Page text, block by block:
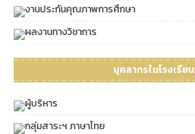
งานประกันคุณภาพการศึกษา
ผลงานทางวิชาการ
บุคลากรในโรงเรียน
ผู้บริหาร
กลุ่มสาระฯ ภาษาไทย